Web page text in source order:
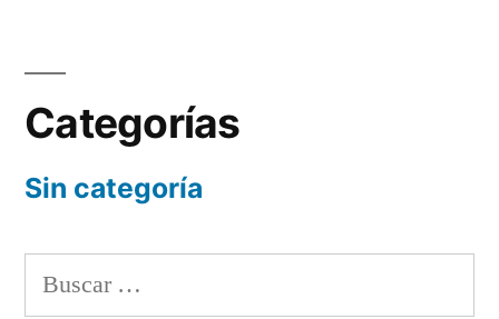
Categorías
Sin categoría
Buscar: